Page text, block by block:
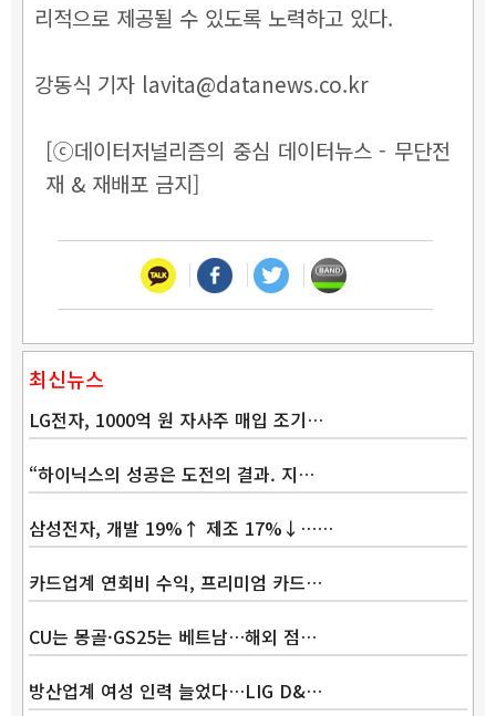
리적으로 제공될 수 있도록 노력하고 있다.
강동식 기자 lavita@datanews.co.kr
[ⓒ데이터저널리즘의 중심 데이터뉴스 - 무단전
재 & 재배포 금지]
최신뉴스
LG전자, 1000억 원 자사주 매입 조기…
“하이닉스의 성공은 도전의 결과. 지…
삼성전자, 개발 19%↑ 제조 17%↓……
카드업계 연회비 수익, 프리미엄 카드…
CU는 몽골·GS25는 베트남…해외 점…
방산업계 여성 인력 늘었다…LIG D&…